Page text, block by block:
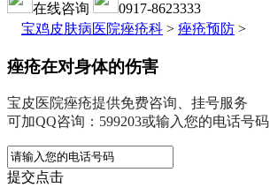
在线咨询
0917-8623333
宝鸡皮肤病医院痤疮科 > 痤疮预防 >
痤疮在对身体的伤害
宝皮医院痤疮提供免费咨询、挂号服务
可加QQ咨询：599203或输入您的电话号码
提交点击